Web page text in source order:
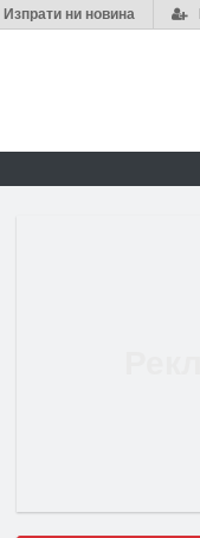
Изпрати ни новина